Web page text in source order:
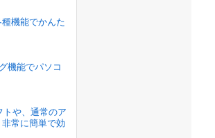
機能でかんた
機能でパソコ
や、通常のア
常に簡単で効